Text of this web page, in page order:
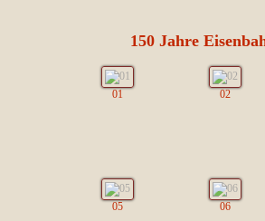
150 Jahre
01 02
05 06